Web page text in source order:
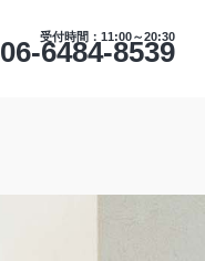
受付時間：11:00～20:30
06-6484-8539